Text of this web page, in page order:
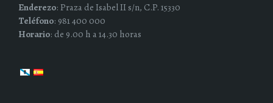
Enderezo: Praza de Isabel II s/n, C.P. 15330
Teléfono: 981 400 000
Horario: de 9.00 h a 14.30 horas